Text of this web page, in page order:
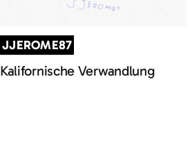
JJEROME87
Kalifornische Verwandlung